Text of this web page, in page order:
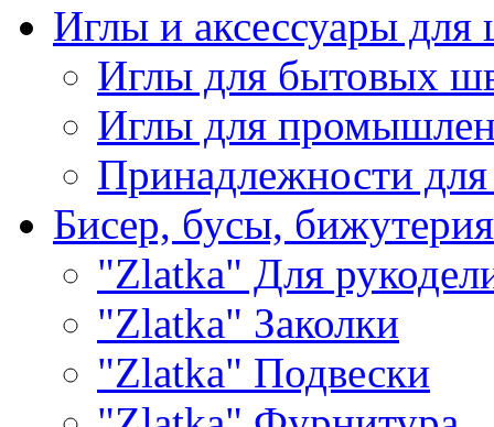
Иглы и аксессуары
Иглы для бытовых
Иглы для
Принадлежности
Бисер, бусы, бижутерия
"Zlatka" Для
"Zlatka" Заколки
"Zlatka" Подвески